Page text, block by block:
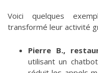
Voici quelques
transformé leur activité
Pierre B.,
utilisant un